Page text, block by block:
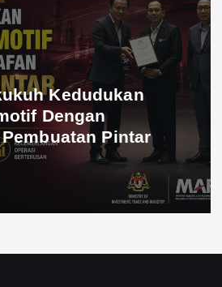
Ekonomi
Dagangan Malaysia-
Dijangka Cecah AS$29.3
Kerjasama Halal Jadi